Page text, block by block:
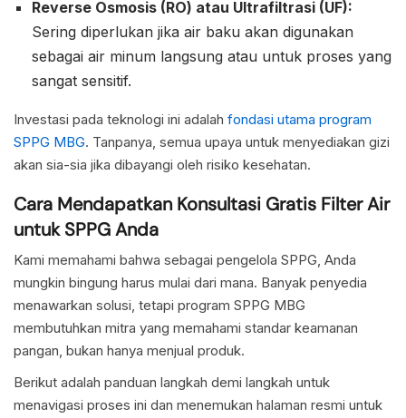
Reverse Osmosis (RO) atau Ultrafiltrasi (UF):
Sering diperlukan jika air baku akan digunakan
sebagai air minum langsung atau untuk proses yang
sangat sensitif.
Investasi pada teknologi ini adalah fondasi utama program
SPPG MBG. Tanpanya, semua upaya untuk menyediakan gizi
akan sia-sia jika dibayangi oleh risiko kesehatan.
Cara Mendapatkan Konsultasi Gratis Filter Air
untuk SPPG Anda
Kami memahami bahwa sebagai pengelola SPPG, Anda
mungkin bingung harus mulai dari mana. Banyak penyedia
menawarkan solusi, tetapi program SPPG MBG
membutuhkan mitra yang memahami standar keamanan
pangan, bukan hanya menjual produk.
Berikut adalah panduan langkah demi langkah untuk
menavigasi proses ini dan menemukan halaman resmi untuk